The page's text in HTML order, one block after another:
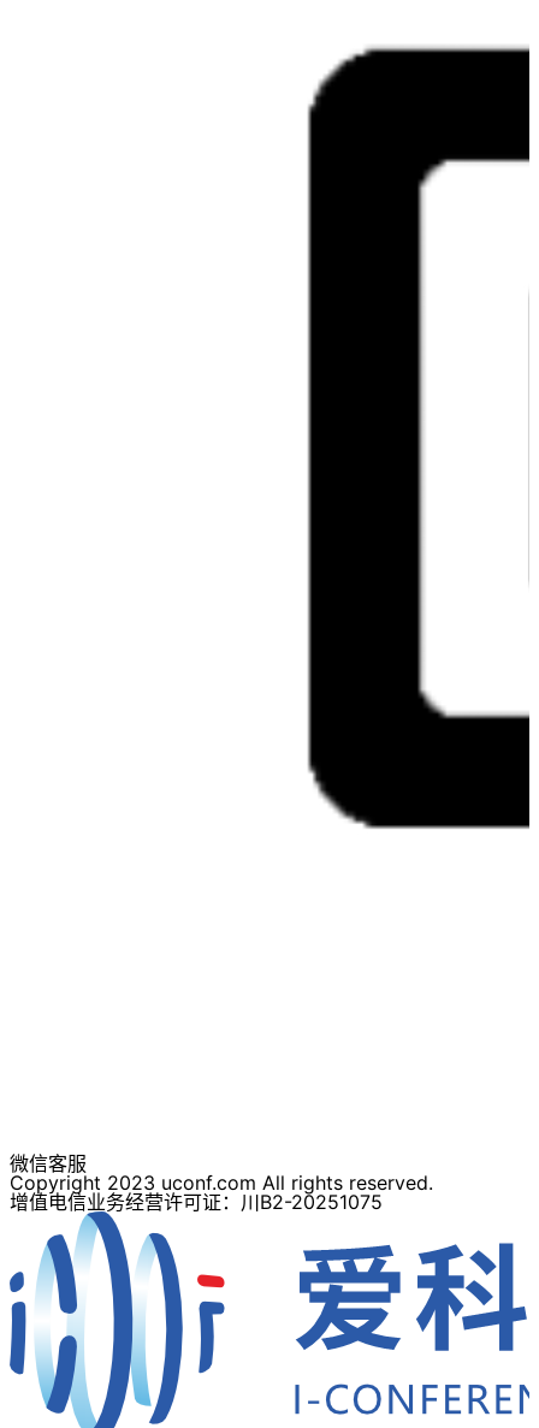
微信客服
Copyright 2023 uconf.com All rights reserved.
增值电信业务经营许可证：川B2-20251075